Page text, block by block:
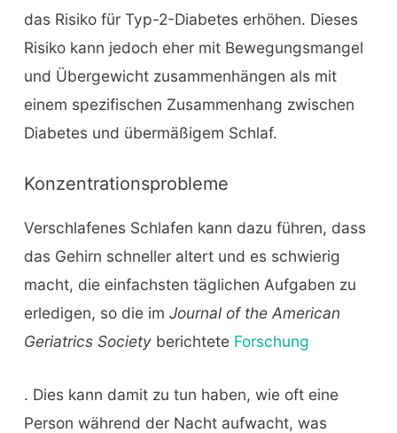
das Risiko für Typ-2-Diabetes erhöhen. Dieses
Risiko kann jedoch eher mit Bewegungsmangel
und Übergewicht zusammenhängen als mit
einem spezifischen Zusammenhang zwischen
Diabetes und übermäßigem Schlaf.
Konzentrationsprobleme
Verschlafenes Schlafen kann dazu führen, dass
das Gehirn schneller altert und es schwierig
macht, die einfachsten täglichen Aufgaben zu
erledigen, so die im Journal of the American
Geriatrics Societyberichtete Forschung
. Dies kann damit zu tun haben, wie oft eine
Person während der Nacht aufwacht, was